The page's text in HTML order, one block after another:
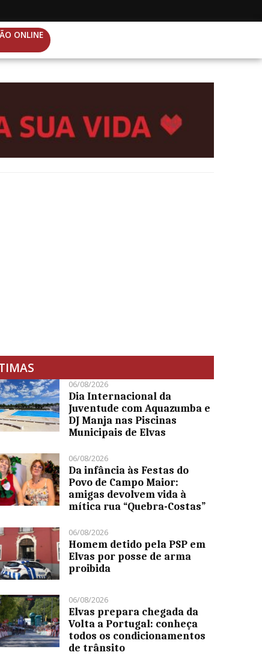
ONLINE
06/08/2026
Dia Internacional da
Juventude com Aquazumba e
DJ Manja nas Piscinas
Municipais de Elvas
06/08/2026
Da infância às Festas do
Povo de Campo Maior:
amigas devolvem vida à
mítica rua “Quebra-Costas”
06/08/2026
Homem detido pela PSP em
Elvas por posse de arma
proibida
06/08/2026
Elvas prepara chegada da
Volta a Portugal: conheça
todos os condicionamentos
de trânsito